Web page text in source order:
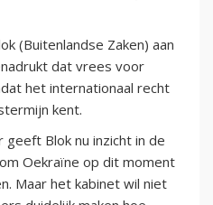
(Buitenlandse Zaken) aan
dat vrees voor
het internationaal recht
kent.
Blok nu inzicht in de
Oekraïne op dit moment
Maar het kabinet wil niet